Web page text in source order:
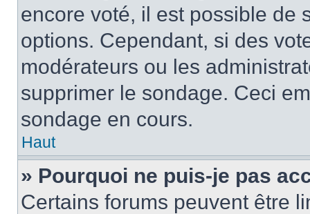
encore voté, il est possible de
options. Cependant, si des
modérateurs ou les
supprimer le sondage. Ceci
sondage en cours.
Haut
» Pourquoi ne puis-je pas
Certains forums peuvent être